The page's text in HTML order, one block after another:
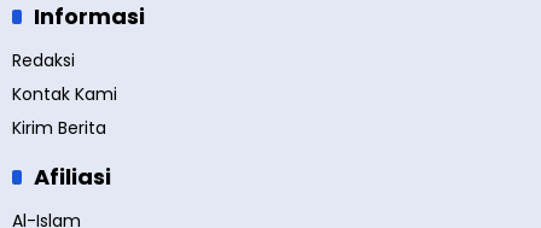
Informasi
Redaksi
Kontak Kami
Kirim Berita
Afiliasi
Al-Islam